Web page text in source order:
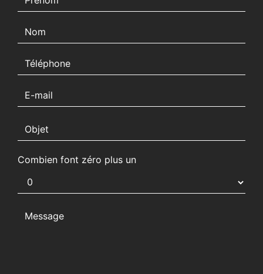
Combien font zéro plus un